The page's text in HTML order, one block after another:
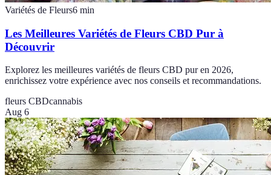
Variétés de Fleurs6 min
Les Meilleures Variétés de Fleurs CBD Pur à
Découvrir
Explorez les meilleures variétés de fleurs CBD pur en 2026,
enrichissez votre expérience avec nos conseils et recommandations.
fleurs CBDcannabis
Aug 6